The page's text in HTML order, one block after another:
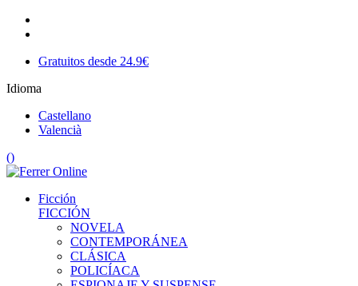
Gratuitos desde 24.9€
Idioma
Castellano
Valencià
()
Ficción
FICCIÓN
NOVELA
CONTEMPORÁNEA
CLÁSICA
POLICÍACA